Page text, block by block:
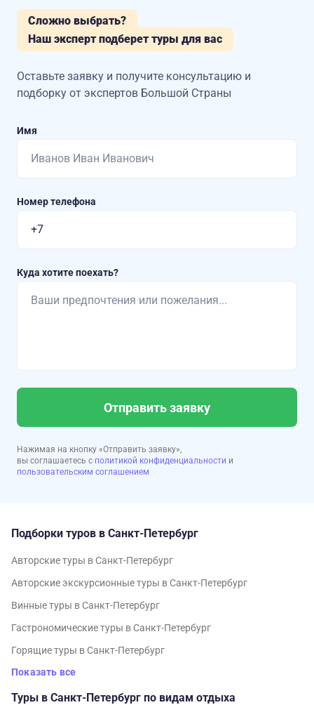
Сложно выбрать?
Наш эксперт подберет туры для вас
Оставьте заявку и получите консультацию и
подборку от экспертов Большой Страны
Имя
Номер телефона
Куда хотите поехать?
Отправить заявку
Нажимая на кнопку «Отправить заявку»,
вы соглашаетесь с политикой конфиденциальности и
пользовательским соглашением
Подборки туров в Санкт-Петербург
Авторские туры в Санкт-Петербург
Авторские экскурсионные туры в Санкт-Петербург
Винные туры в Санкт-Петербург
Гастрономические туры в Санкт-Петербург
Горящие туры в Санкт-Петербург
Показать все
Туры в Санкт-Петербург по видам отдыха